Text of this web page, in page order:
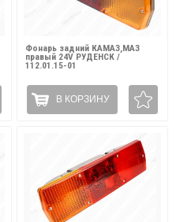
Фонарь задний КАМАЗ,МАЗ
правый 24V РУДЕНСК /
112.01.15-01
В КОРЗИНУ